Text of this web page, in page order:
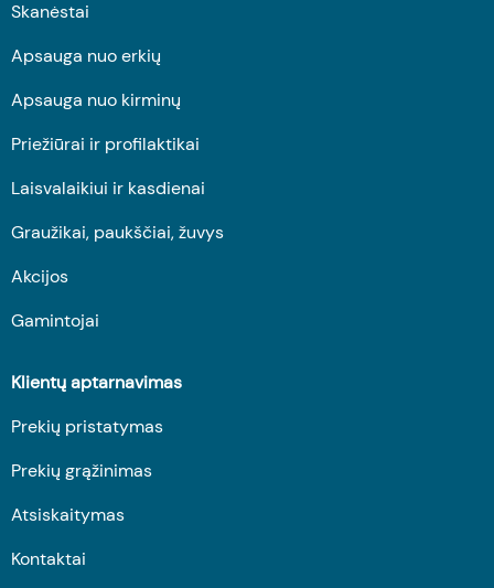
Skanėstai
Apsauga nuo erkių
Apsauga nuo kirminų
Priežiūrai ir profilaktikai
Laisvalaikiui ir kasdienai
Graužikai, paukščiai, žuvys
Akcijos
Gamintojai
Klientų aptarnavimas
Prekių pristatymas
Prekių grąžinimas
Atsiskaitymas
Kontaktai